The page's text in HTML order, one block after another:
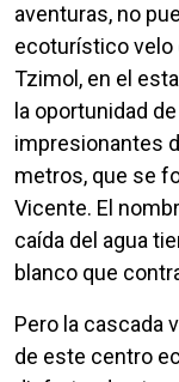
aventuras, no
ecoturístico velo
Tzimol, en el
la oportunidad
impresionantes
metros, que se
Vicente. El
caída del agua
blanco que
Pero la cascada
de este centro